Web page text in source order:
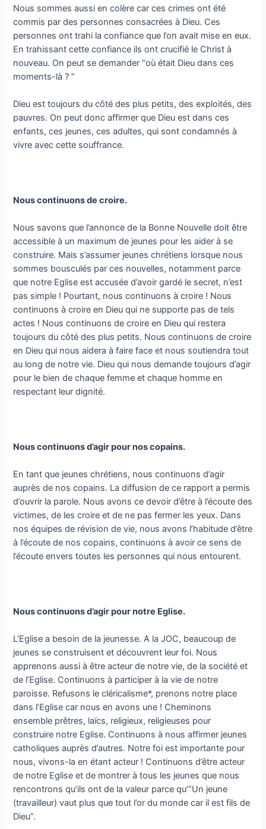
Nous sommes aussi en colère car ces crimes ont été
commis par des personnes consacrées à Dieu. Ces
personnes ont trahi la confiance que l’on avait mise en eux.
En trahissant cette confiance ils ont crucifié le Christ à
nouveau. On peut se demander “où était Dieu dans ces
moments-là ? “
Dieu est toujours du côté des plus petits, des exploités, des
pauvres. On peut donc affirmer que Dieu est dans ces
enfants, ces jeunes, ces adultes, qui sont condamnés à
vivre avec cette souffrance.
Nous continuons de croire.
Nous savons que l’annonce de la Bonne Nouvelle doit être
accessible à un maximum de jeunes pour les aider à se
construire. Mais s’assumer jeunes chrétiens lorsque nous
sommes bousculés par ces nouvelles, notamment parce
que notre Eglise est accusée d’avoir gardé le secret, n’est
pas simple ! Pourtant, nous continuons à croire ! Nous
continuons à croire en Dieu qui ne supporte pas de tels
actes ! Nous continuons de croire en Dieu qui restera
toujours du côté des plus petits. Nous continuons de croire
en Dieu qui nous aidera à faire face et nous soutiendra tout
au long de notre vie. Dieu qui nous demande toujours d’agir
pour le bien de chaque femme et chaque homme en
respectant leur dignité.
Nous continuons d’agir pour nos copains.
En tant que jeunes chrétiens, nous continuons d’agir
auprès de nos copains. La diffusion de ce rapport a permis
d’ouvrir la parole. Nous avons ce devoir d’être à l’écoute des
victimes, de les croire et de ne pas fermer les yeux. Dans
nos équipes de révision de vie, nous avons l’habitude d’être
à l’écoute de nos copains, continuons à avoir ce sens de
l’écoute envers toutes les personnes qui nous entourent.
Nous continuons d’agir pour notre Eglise.
L’Eglise a besoin de la jeunesse. A la JOC, beaucoup de
jeunes se construisent et découvrent leur foi. Nous
apprenons aussi à être acteur de notre vie, de la société et
de l’Eglise. Continuons à participer à la vie de notre
paroisse. Refusons le cléricalisme*, prenons notre place
dans l’Eglise car nous en avons une ! Cheminons
ensemble prêtres, laïcs, religieux, religieuses pour
construire notre Eglise. Continuons à nous affirmer jeunes
catholiques auprès d’autres. Notre foi est importante pour
nous, vivons-la en étant acteur ! Continuons d’être acteur
de notre Eglise et de montrer à tous les jeunes que nous
rencontrons qu’ils ont de la valeur parce qu’“Un jeune
(travailleur) vaut plus que tout l’or du monde car il est fils de
Dieu”.